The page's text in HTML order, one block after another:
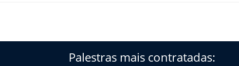
Palestras mais contratadas: